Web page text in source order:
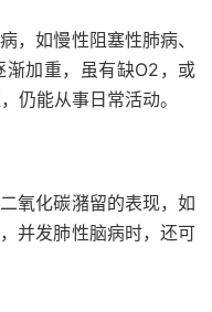
如慢性阻塞性肺病、
加重，虽有缺O2，或
仍能从事日常活动。
化碳潴留的表现，如
并发肺性脑病时，还可